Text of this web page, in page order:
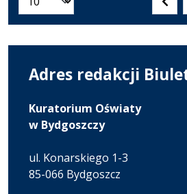
Liczba artykułów na stronie:
Adres redakcji
Kuratorium Oświaty
w Bydgoszczy
ul. Konarskiego 1-3
85-066 Bydgoszcz